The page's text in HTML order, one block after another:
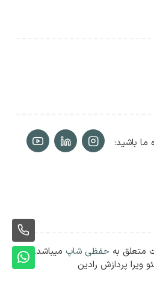
ما باشید:
متعلق به حفظی شاپ میباشد.
ویرا پردازش رادین